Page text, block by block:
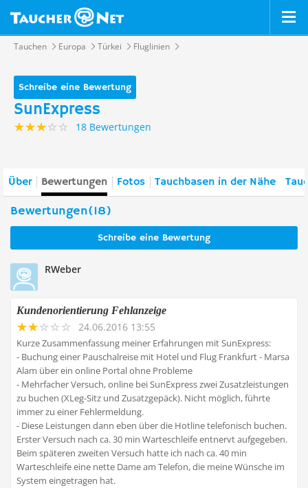
Tauchen Europa Türkei Fluglinien
Schreibe eine Bewertung
SunExpress
18 Bewertungen
Über Bewertungen Fotos Tauchbasen in der Nähe
Bewertungen(18)
Schreibe eine Bewertung
RWeber
Kundenorientierung Fehlanzeige
24.06.2016 13:55
Kurze Zusammenfassung meiner Erfahrungen mit SunExpress:
- Buchung einer Pauschalreise mit Hotel und Flug Frankfurt - Marsa
Alam über ein online Portal ohne Probleme
- Mehrfacher Versuch, online bei SunExpress zwei Zusatzleistungen
zu buchen (XLeg-Sitz und Zusatzgepäck). Nicht möglich, führte
immer zu einer Fehlermeldung.
- Diese Leistungen dann eben über die Hotline telefonisch buchen.
Erster Versuch nach ca. 30 min Warteschleife entnervt aufgegeben.
Beim späteren zweiten Versuch hatte ich nach ca. 40 min
Warteschleife eine nette Dame am Telefon, die meine Wünsche im
System eingetragen hat.